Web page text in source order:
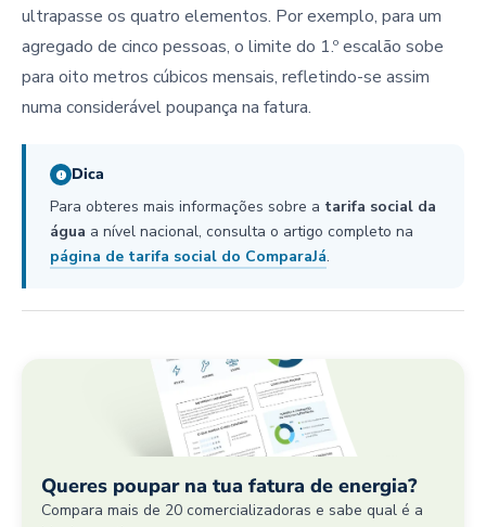
ultrapasse os quatro elementos. Por exemplo, para um
agregado de cinco pessoas, o limite do 1.º escalão sobe
para oito metros cúbicos mensais, refletindo-se assim
numa considerável poupança na fatura.
Dica
Para obteres mais informações sobre a tarifa social da
água a nível nacional, consulta o artigo completo na
página de tarifa social do ComparaJá.
Queres poupar na tua fatura de energia?
Compara mais de 20 comercializadoras e sabe qual é a